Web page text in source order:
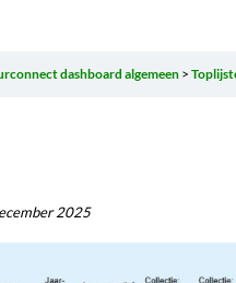
dashboard algemeen
2025